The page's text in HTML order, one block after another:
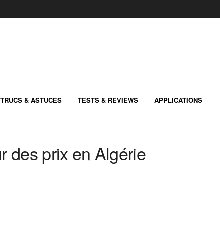
TRUCS & ASTUCES TESTS & REVIEWS APPLICATIONS
des prix en Algérie